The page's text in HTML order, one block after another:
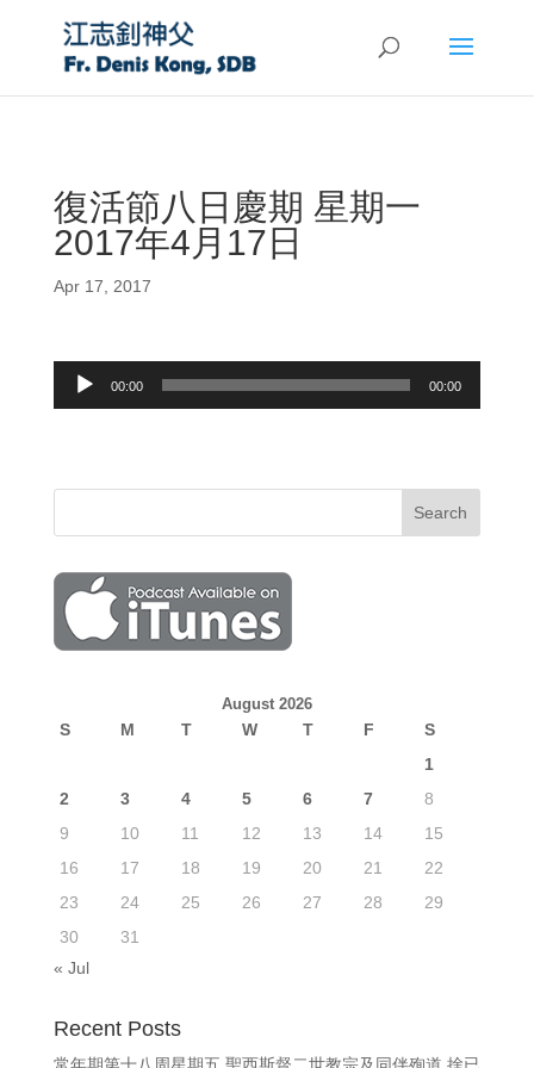
復活節八日慶期 星期一
2017年4月17日
Apr 17, 2017
Audio
00:00 00:00
August 2026
S M T W T F
S
1
2
3 4 5 6 7
8
9
10 11 12 13 14
15
16
17 18 19 20 21
22
23
24 25 26 27 28
29
30
31
« Jul
Recent Posts